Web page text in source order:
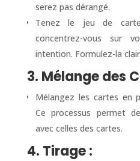
serez pas dérangé.
Tenez le jeu de
concentrez-vous sur
intention. Formulez-la
3. Mélange des
Mélangez les cartes en
Ce processus permet
avec celles des cartes.
4. Tirage :